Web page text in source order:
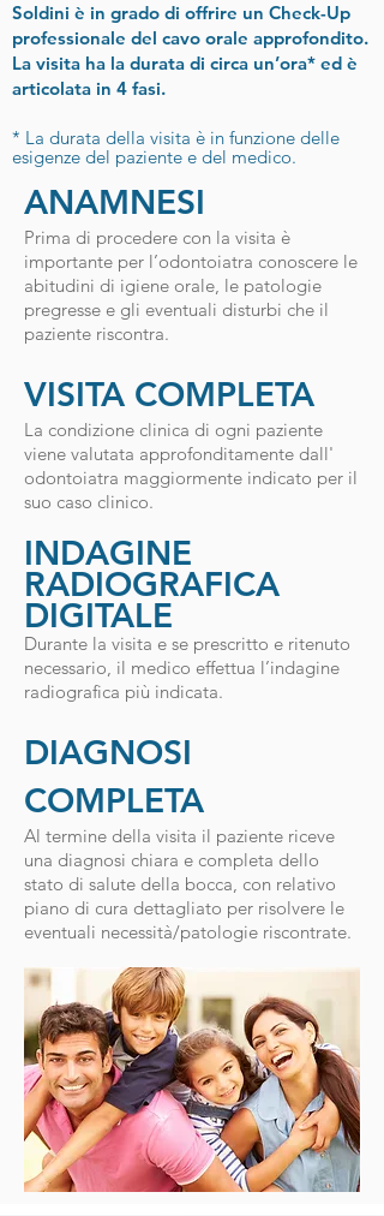
Soldini è in grado di offrire un Check-Up
professionale del cavo orale approfondito.
La visita ha la durata di circa un’ora* ed è
articolata in 4 fasi.
* La durata della visita è in funzione delle
esigenze del paziente e del medico.
ANAMNESI
Prima di procedere con la visita è
importante per l’odontoiatra conoscere le
abitudini di igiene orale, le patologie
pregresse e gli eventuali disturbi che il
paziente riscontra.
VISITA COMPLETA
La condizione clinica di ogni paziente
viene valutata approfonditamente dall'
odontoiatra maggiormente indicato per il
suo caso clinico.
INDAGINE
RADIOGRAFICA
DIGITALE
Durante la visita e se prescritto e ritenuto
necessario, il medico effettua l’indagine
radiografica più indicata.
DIAGNOSI
COMPLETA
Al termine della visita il paziente riceve
una diagnosi chiara e completa dello
stato di salute della bocca, con relativo
piano di cura dettagliato per risolvere le
eventuali necessità/patologie riscontrate.